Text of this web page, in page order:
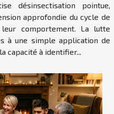
désinsectisation pointue,
approfondie du cycle de
comportement. La lutte
à une simple application de
capacité à identifier...